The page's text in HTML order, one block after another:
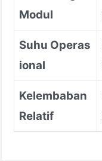
Modul
Suhu Operas
ional
Kelembaban
Relatif